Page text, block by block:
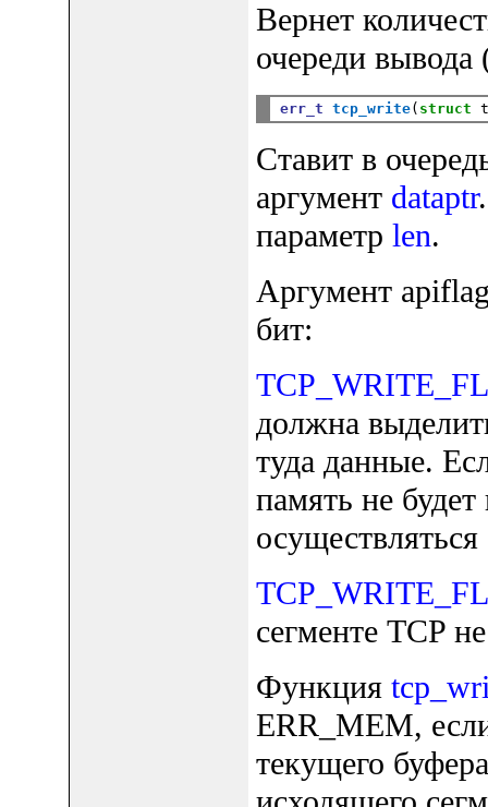
Вернет
очереди вывода
err_t tcp_write( struct
Ставит в
аргумент dataptr
параметр len.
Аргумент
бит:
должна
туда данные.
память не
сегменте TCP
Функция
ERR_MEM,
текущего